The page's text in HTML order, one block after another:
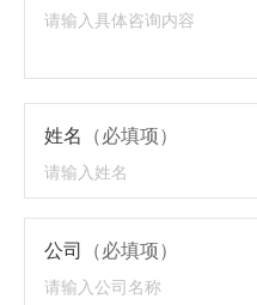
姓名 （必填项）
公司 （必填项）